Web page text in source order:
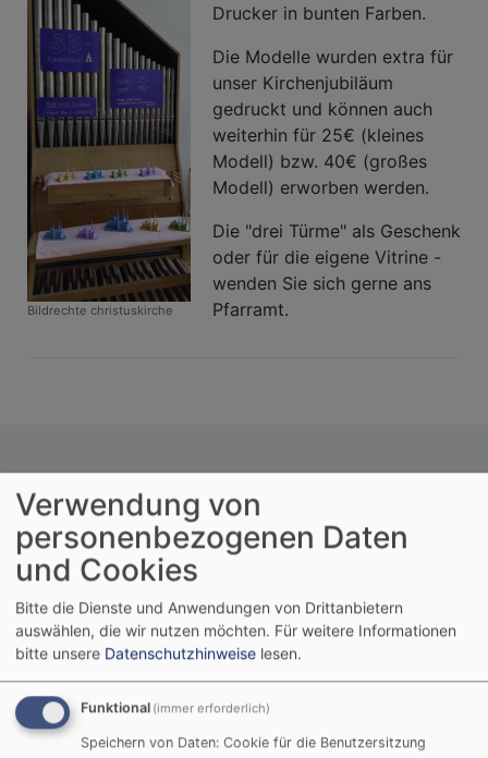
des
Jahres
Bildrechte christuskirche
Drucker in bunten Farben.
Die Modelle wurden extra für
unser Kirchenjubiläum
gedruckt und können auch
weiterhin für 25€ (kleines
Modell) bzw. 40€ (großes
Modell) erworben werden.
Die "drei Türme" als Geschenk
oder für die eigene Vitrine -
wenden Sie sich gerne ans
Pfarramt.
Tageslosung
Verwendung von
personenbezogenen Daten
und Cookies
Bitte die Dienste und Anwendungen von Drittanbietern
auswählen, die wir nutzen möchten. Für weitere Informationen
bitte unsere Datenschutzhinweise lesen.
Funktional (immer erforderlich)
Speichern von Daten: Cookie für die Benutzersitzung